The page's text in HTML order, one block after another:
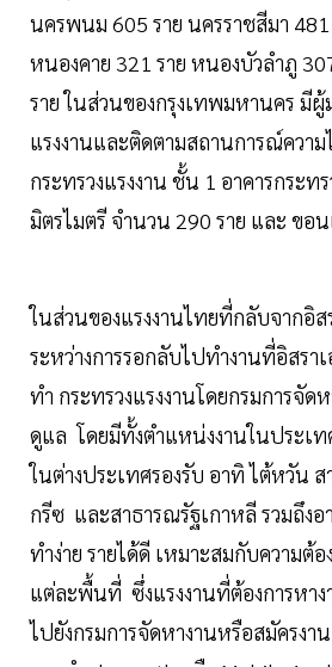
นครพนม 605 ราย นครราชสีมา 481
หนองคาย 321 ราย หนองบัวลำภู
ราย ในส่วนของกรุงเทพมหานคร มี
แรงงานและติดตามสถานการณ์ความ
กระทรวงแรงงาน ชั้น 1 อาคารกระท
มิตรไมตรี จำนวน 290 ราย และ ขอ
ในส่วนของแรงงานไทยที่กลับจากอิส
ระหว่างการรอกลับไปทำงานที่อิสรา
ทำ กระทรวงแรงงานโดยกรมการจัด
ดูแล โดยมีทั้งตำแหน่งงานในประเ
ในต่างประเทศรองรับ อาทิ ไต้หวัน
กรีซ และสาธารณรัฐเกาหลี รวมถึง
ทำง่าย รายได้ดี เหมาะสมกับความต้อ
แต่ละพื้นที่ ซึ่งแรงงานที่ต้องการหา
ไปยังกรมการจัดหางานหรือสมัครงา